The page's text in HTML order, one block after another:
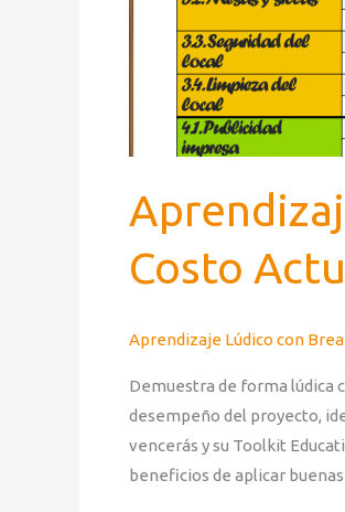
Costo
Aprendizaje Lúdico con
Demuestra de forma lúdica
desempeño del proyecto,
vencerás y su Toolkit
beneficios de aplicar